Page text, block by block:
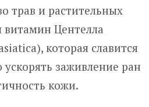
трав и растительных
витамин Центелла
которая славится
заживление ран
кожи.